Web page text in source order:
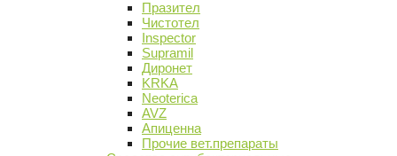
Празител
Чистотел
Inspector
Supramil
Диронет
KRKA
Neoterica
AVZ
Апиценна
Прочие вет.препараты